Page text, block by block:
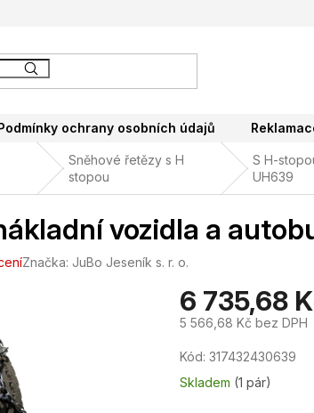
ochrany osobních údajů
Sněhové řetězy s H
stopou
S H-
UH639
vozidla a
Značka: JuBo Jeseník s. r. o.
6 735,68
5 566,68 Kč bez DPH
Měrná
cena:
Kód: 317432430639
Skladem (1 pár)